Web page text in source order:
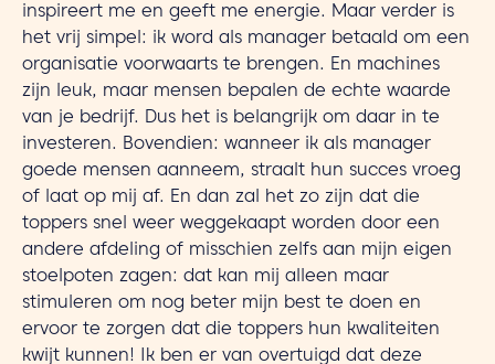
inspireert me en geeft me energie. Maar verder is
het vrij simpel: ik word als manager betaald om een
organisatie voorwaarts te brengen. En machines
zijn leuk, maar mensen bepalen de echte waarde
van je bedrijf. Dus het is belangrijk om daar in te
investeren. Bovendien: wanneer ik als manager
goede mensen aanneem, straalt hun succes vroeg
of laat op mij af. En dan zal het zo zijn dat die
toppers snel weer weggekaapt worden door een
andere afdeling of misschien zelfs aan mijn eigen
stoelpoten zagen: dat kan mij alleen maar
stimuleren om nog beter mijn best te doen en
ervoor te zorgen dat die toppers hun kwaliteiten
kwijt kunnen! Ik ben er van overtuigd dat deze